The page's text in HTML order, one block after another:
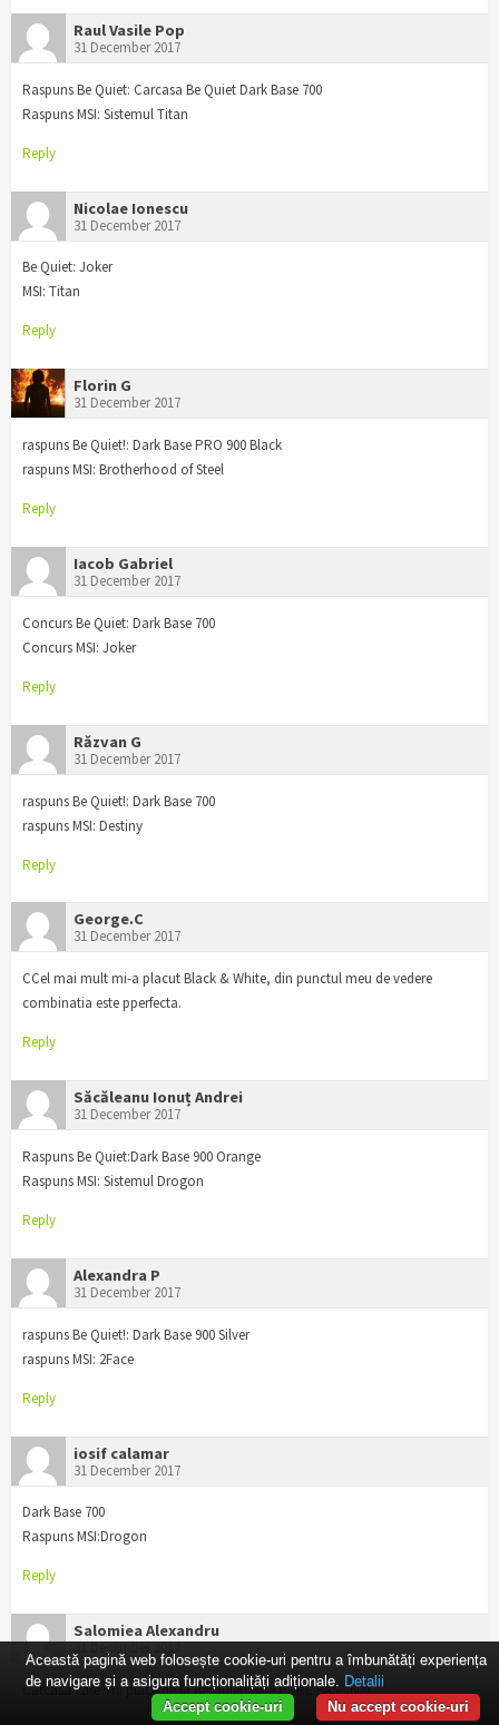
Raul Vasile Pop
31 December 2017
Raspuns Be Quiet: Carcasa Be Quiet Dark Base 700
Raspuns MSI: Sistemul Titan
Reply
Nicolae Ionescu
31 December 2017
Be Quiet: Joker
MSI: Titan
Reply
Florin G
31 December 2017
raspuns Be Quiet!: Dark Base PRO 900 Black
raspuns MSI: Brotherhood of Steel
Reply
Iacob Gabriel
31 December 2017
Concurs Be Quiet: Dark Base 700
Concurs MSI: Joker
Reply
Răzvan G
31 December 2017
raspuns Be Quiet!: Dark Base 700
raspuns MSI: Destiny
Reply
George.C
31 December 2017
CCel mai mult mi-a placut Black & White, din punctul meu de vedere
combinatia este pperfecta.
Reply
Săcăleanu Ionuț Andrei
31 December 2017
Raspuns Be Quiet:Dark Base 900 Orange
Raspuns MSI: Sistemul Drogon
Reply
Alexandra P
31 December 2017
raspuns Be Quiet!: Dark Base 900 Silver
raspuns MSI: 2Face
Reply
iosif calamar
31 December 2017
Dark Base 700
Raspuns MSI:Drogon
Reply
Salomiea Alexandru
31 December 2017
Carcasa care îmi place de la Be Quiet! Este PURE BASE 600
Această pagină web folosește cookie-uri pentru a îmbunătăți experiența
de navigare și a asigura funcționalițăți adiționale. Detalii
Nu accept cookie-uri
Accept cookie-uri